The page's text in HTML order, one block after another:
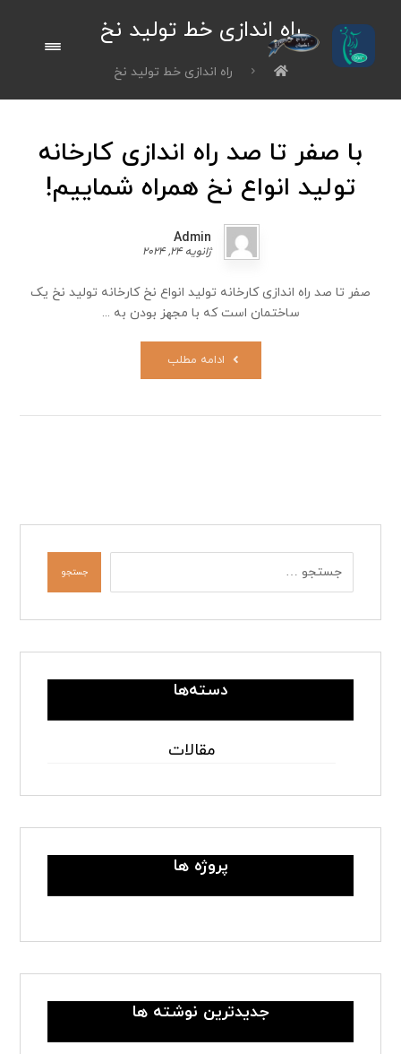
راه اندازی خط تولید نخ
راه اندازی خط تولید نخ
با صفر تا صد راه ‌اندازی کارخانه
تولید انواع نخ همراه شماییم!
Admin
ژانویه ۲۴, ۲۰۲۴
صفر تا صد راه ‌اندازی کارخانه تولید انواع نخ کارخانه تولید نخ یک
ساختمان است که با مجهز بودن به ...
ادامه مطلب
جستجو
دسته‌ها
مقالات
پروژه ها
جدیدترین نوشته ها